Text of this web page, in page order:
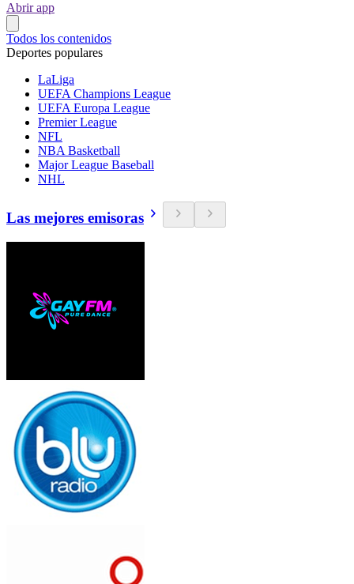
Abrir app
Todos los contenidos
Deportes populares
LaLiga
UEFA Champions League
UEFA Europa League
Premier League
NFL
NBA Basketball
Major League Baseball
NHL
Las mejores emisoras